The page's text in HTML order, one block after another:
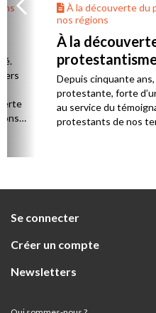
À la découverte du
nos régions
À la
régions
Depuis cinquante
protestante, forte
au service du
protestants de nos
Se connecter
Créer un compte
Newsletters